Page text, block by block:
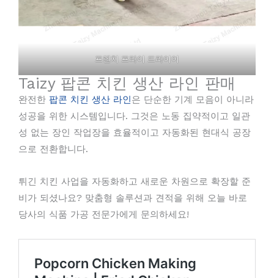
프렌치 프라이 드라이어
Taizy 팝콘 치킨 생산 라인 판매
완전한 팝콘 치킨 생산 라인은 단순한 기계 모음이 아니라
성공을 위한 시스템입니다. 그것은 노동 집약적이고 일관
성 없는 장인 작업장을 효율적이고 자동화된 현대식 공장
으로 전환합니다.
튀긴 치킨 사업을 자동화하고 새로운 차원으로 확장할 준
비가 되셨나요? 맞춤형 솔루션과 견적을 위해 오늘 바로
당사의 식품 가공 전문가에게 문의하세요!